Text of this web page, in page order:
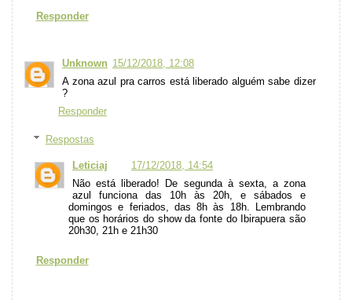
Responder
Unknown 15/12/2018, 12:08
A zona azul pra carros está liberado alguém sabe dizer
?
Responder
Respostas
Leticiaj
17/12/2018, 14:54
Não está liberado! De segunda à sexta, a zona
azul funciona das 10h às 20h, e sábados e
domingos e feriados, das 8h às 18h. Lembrando
que os horários do show da fonte do Ibirapuera são
20h30, 21h e 21h30
Responder